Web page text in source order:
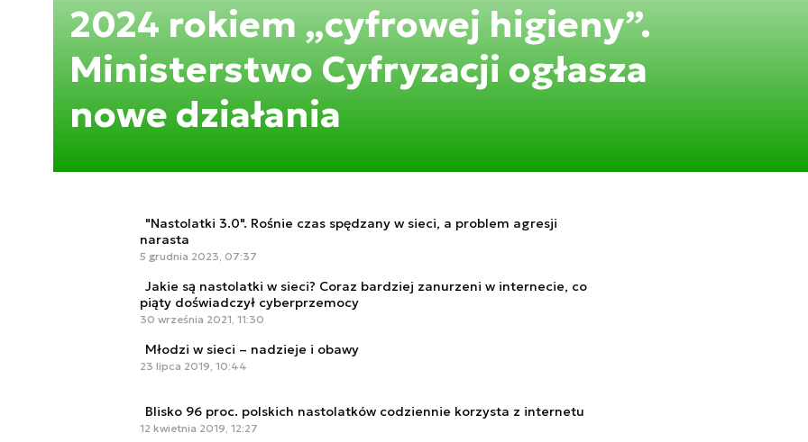
2024 rokiem „cyfrowej higieny”.
Ministerstwo Cyfryzacji ogłasza
nowe działania
"Nastolatki 3.0". Rośnie czas spędzany w sieci, a problem agresji
narasta
5 grudnia 2023, 07:37
Jakie są nastolatki w sieci? Coraz bardziej zanurzeni w internecie, co
piąty doświadczył cyberprzemocy
30 września 2021, 11:30
Młodzi w sieci – nadzieje i obawy
23 lipca 2019, 10:44
Blisko 96 proc. polskich nastolatków codziennie korzysta z internetu
12 kwietnia 2019, 12:27